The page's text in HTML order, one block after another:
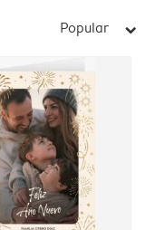
Popular arrow_right